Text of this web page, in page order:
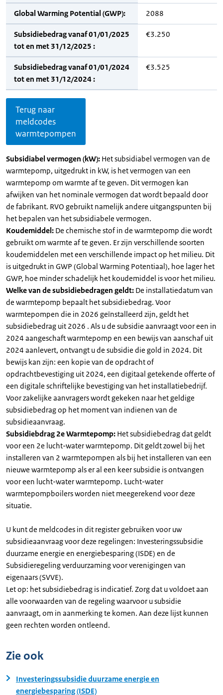
Global Warming Potential (GWP): 2088
Subsidiebedrag vanaf 01/01/2025
tot en met 31/12/2025 :
€3.250
Subsidiebedrag vanaf 01/01/2024
tot en met 31/12/2024 :
€3.525
Terug naar
meldcodes
warmtepompen
Subsidiabel vermogen (kW): Het subsidiabel vermogen van de
warmtepomp, uitgedrukt in kW, is het vermogen van een
warmtepomp om warmte af te geven. Dit vermogen kan
afwijken van het nominale vermogen dat wordt bepaald door
de fabrikant. RVO gebruikt namelijk andere uitgangspunten bij
het bepalen van het subsidiabele vermogen.
Koudemiddel: De chemische stof in de warmtepomp die wordt
gebruikt om warmte af te geven. Er zijn verschillende soorten
koudemiddelen met een verschillende impact op het milieu. Dit
is uitgedrukt in GWP (Global Warming Potentiaal), hoe lager het
GWP, hoe minder schadelijk het koudemiddel is voor het milieu.
Welke van de subsidiebedragen geldt: De installatiedatum van
de warmtepomp bepaalt het subsidiebedrag. Voor
warmtepompen die in 2026 geïnstalleerd zijn, geldt het
subsidiebedrag uit 2026 . Als u de subsidie aanvraagt voor een in
2024 aangeschaft warmtepomp en een bewijs van aanschaf uit
2024 aanlevert, ontvangt u de subsidie die gold in 2024. Dit
bewijs kan zijn: een kopie van de opdracht of
opdrachtbevestiging uit 2024, een digitaal getekende offerte of
een digitale schriftelijke bevestiging van het installatiebedrijf.
Voor zakelijke aanvragers wordt gekeken naar het geldige
subsidiebedrag op het moment van indienen van de
subsidieaanvraag.
Subsidiebdrag 2e Warmtepomp: Het subsidiebedrag dat geldt
voor een 2e lucht-water warmtepomp. Dit geldt zowel bij het
installeren van 2 warmtepompen als bij het installeren van een
nieuwe warmtepomp als er al een keer subsidie is ontvangen
voor een lucht-water warmtepomp. Lucht-water
warmtepompboilers worden niet meegerekend voor deze
situatie.
U kunt de meldcodes in dit register gebruiken voor uw
subsidieaanvraag voor deze regelingen: Investeringssubsidie
duurzame energie en energiebesparing (ISDE) en de
Subsidieregeling verduurzaming voor verenigingen van
eigenaars (SVVE).
Let op: het subsidiebedrag is indicatief. Zorg dat u voldoet aan
alle voorwaarden van de regeling waarvoor u subsidie
aanvraagt, om in aanmerking te komen. Aan deze lijst kunnen
geen rechten worden ontleend.
Zie ook
Investeringssubsidie duurzame energie en
energiebesparing (ISDE)